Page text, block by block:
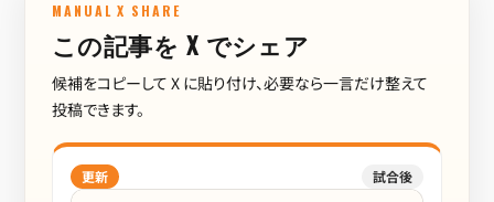
MANUAL X SHARE
この記事を X でシェア
候補をコピーして X に貼り付け、必要なら一言だけ整えて
投稿できます。
更新 試合後